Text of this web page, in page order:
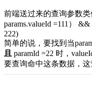
前端送过来的查询参数类
params.valueId =111） &&
222)
简单的说，要找到当
且 paramId =22 时，
要查询命中这条数据，